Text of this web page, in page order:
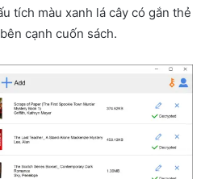
tích màu xanh lá cây có gắn thẻ
cạnh cuốn sách.